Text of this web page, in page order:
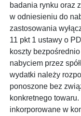
badania rynku oraz
w odniesieniu do
zastosowania
11 pkt 1 ustawy o
koszty
nabyciem przez
wydatki należy
ponoszone bez
konkretnego
inkorporowane w